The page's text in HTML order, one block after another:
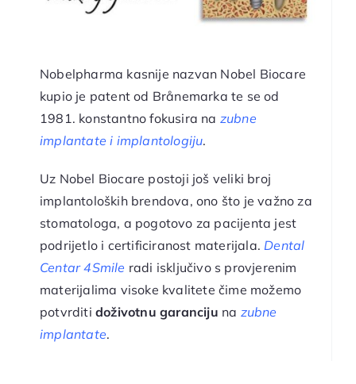
Nobelpharma kasnije nazvan Nobel Biocare
kupio je patent od Brånemarka te se od
1981. konstantno fokusira na zubne
implantate i implantologiju.
Uz Nobel Biocare postoji još veliki broj
implantoloških brendova, ono što je važno za
stomatologa, a pogotovo za pacijenta jest
podrijetlo i certificiranost materijala. Dental
Centar 4Smile radi isključivo s provjerenim
materijalima visoke kvalitete čime možemo
potvrditi doživotnu garanciju na zubne
implantate.